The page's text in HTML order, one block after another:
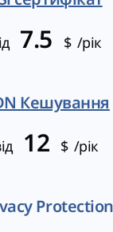
7.5 $ /рік
Кешування
12 $ /рік
Protection